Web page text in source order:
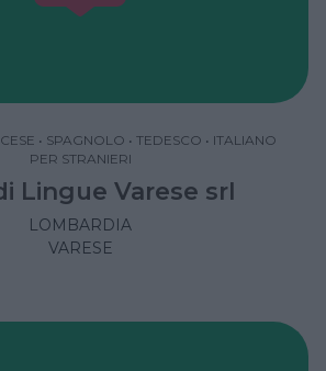
• SPAGNOLO • TEDESCO • ITALIANO
PER STRANIERI
Lingue Varese srl
LOMBARDIA
VARESE